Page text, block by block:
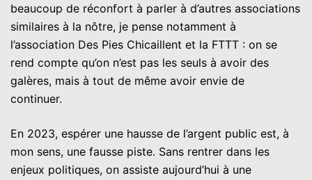
beaucoup de réconfort à parler à d’autres associations
similaires à la nôtre, je pense notamment à
l’association Des Pies Chicaillent et la FTTT : on se
rend compte qu’on n’est pas les seuls à avoir des
galères, mais à tout de même avoir envie de
continuer.
En 2023, espérer une hausse de l’argent public est, à
mon sens, une fausse piste. Sans rentrer dans les
enjeux politiques, on assiste aujourd’hui à une